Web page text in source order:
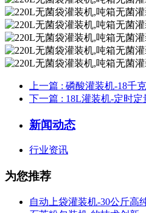
上一篇 : 磷酸灌装机-18千
下一篇 : 18L灌装机-定时
新闻动态
行业资讯
为您推荐
自动上袋灌装机-30公斤高